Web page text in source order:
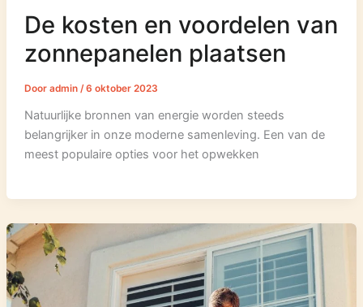
De kosten en voordelen van
zonnepanelen plaatsen
Door admin /6 oktober 2023
Natuurlijke bronnen van energie worden steeds
belangrijker in onze moderne samenleving. Een van de
meest populaire opties voor het opwekken